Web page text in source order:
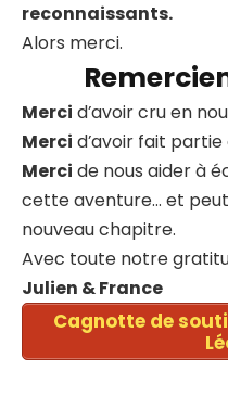
reconnaissants.
Alors merci.
Merci d’avoir cru en
Merci d’avoir fait
Merci de nous aider à
cette aventure… et
nouveau chapitre.
Avec toute notre
Julien & France
Cagnotte de